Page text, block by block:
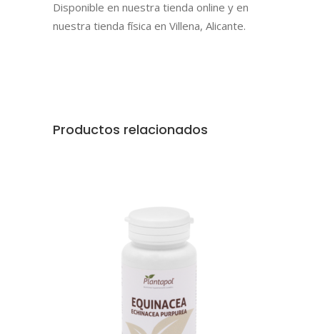
Disponible en nuestra tienda online y en
nuestra tienda física en Villena, Alicante.
Productos relacionados
AÑADIR AL CARRITO